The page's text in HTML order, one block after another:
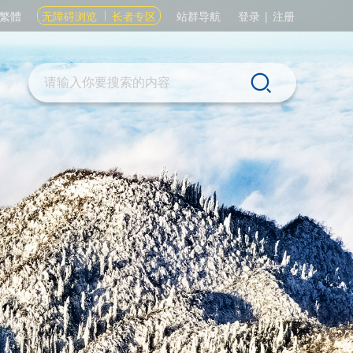
繁體 无障碍浏览 长者专区 站群导航 登录 | 注册